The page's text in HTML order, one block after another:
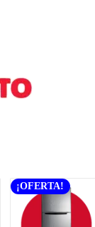
¡OFERTA!